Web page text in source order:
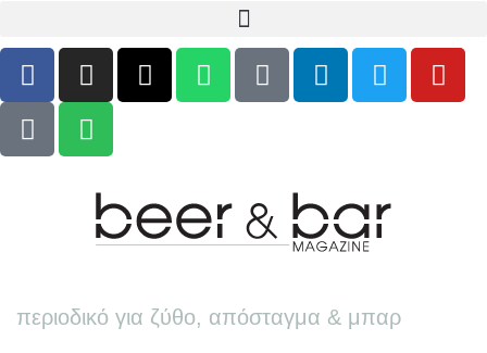
περιοδικό για ζύθο, απόσταγμα & μπαρ